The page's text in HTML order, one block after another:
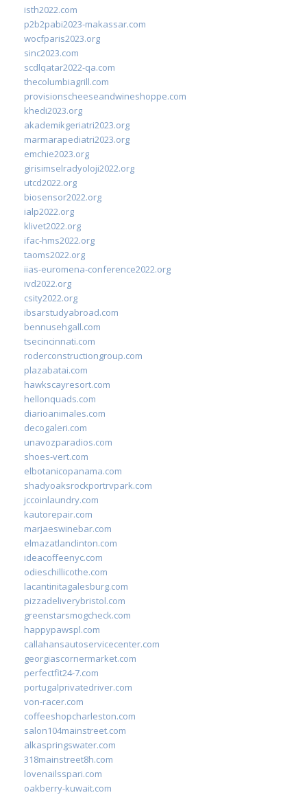
isth2022.com
p2b2pabi2023-makassar.com
wocfparis2023.org
sinc2023.com
scdlqatar2022-qa.com
thecolumbiagrill.com
provisionscheeseandwineshoppe.com
khedi2023.org
akademikgeriatri2023.org
marmarapediatri2023.org
emchie2023.org
girisimselradyoloji2022.org
utcd2022.org
biosensor2022.org
ialp2022.org
klivet2022.org
ifac-hms2022.org
taoms2022.org
iias-euromena-conference2022.org
ivd2022.org
csity2022.org
ibsarstudyabroad.com
bennusehgall.com
tsecincinnati.com
roderconstructiongroup.com
plazabatai.com
hawkscayresort.com
hellonquads.com
diarioanimales.com
decogaleri.com
unavozparadios.com
shoes-vert.com
elbotanicopanama.com
shadyoaksrockportrvpark.com
jccoinlaundry.com
kautorepair.com
marjaeswinebar.com
elmazatlanclinton.com
ideacoffeenyc.com
odieschillicothe.com
lacantinitagalesburg.com
pizzadeliverybristol.com
greenstarsmogcheck.com
happypawspl.com
callahansautoservicecenter.com
georgiascornermarket.com
perfectfit24-7.com
portugalprivatedriver.com
von-racer.com
coffeeshopcharleston.com
salon104mainstreet.com
alkaspringswater.com
318mainstreet8h.com
lovenailsspari.com
oakberry-kuwait.com